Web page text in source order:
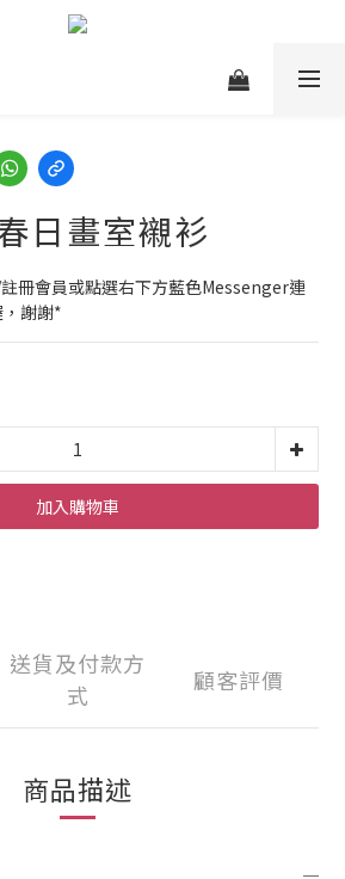
日畫室襯衫
冊會員或點選右下方藍色Messenger連
謝謝*
加入購物車
送貨及付款方
式
顧客評價
商品描述